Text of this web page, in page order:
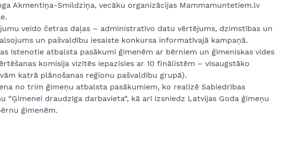
Akmentiņa-Smildziņa, vecāku organizācijas Mammamuntetiem.lv
veido četras daļas – administratīvo datu vērtējums, dzimstības un
un pašvaldību iesaiste konkursa informatīvajā kampaņā.
īstenotie atbalsta pasākumi ģimenēm ar bērniem un ģimeniskas vides
komisija vizītēs iepazīsies ar 10 finālistēm – visaugstāko
katrā plānošanas reģionu pašvaldību grupā).
no trim ģimeņu atbalsta pasākumiem, ko realizē Sabiedrības
draudzīga darbavieta“, kā arī izsniedz Latvijas Goda ģimeņu
ģimenēm.